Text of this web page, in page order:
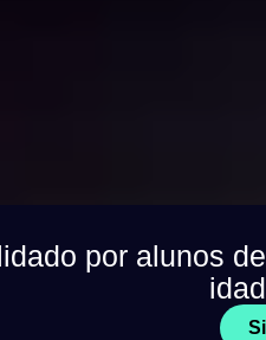
por alunos